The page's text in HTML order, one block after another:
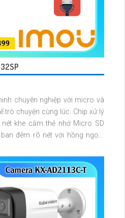
chuyên nghiệp với micro và
cùng lúc. Chip xử lý
khe cắm thẻ nhớ Micro SD